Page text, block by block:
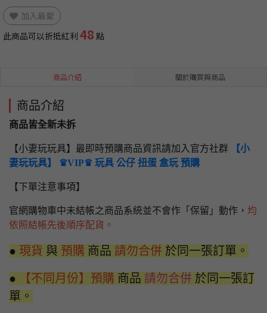
加入最愛
此商品可以折抵紅利 48 點
商品介紹 關於購買與商品
商品介紹
商品皆全新未拆
【小妻玩玩具】最即時預購商品資訊請加入官方社群
【小
妻玩玩具】 ♛VIP♛ 玩具 公仔 扭蛋 盒玩 預購
【下單注意事項】
官網購物車中未結帳之商品系統並不會作「保留」動作， 均
依照結帳先後順序配貨。
● 現貨 與 預購 商品 請勿合併 於同一張訂單。
● 【不同月份】預購 商品 請勿合併 於同一張訂
單。